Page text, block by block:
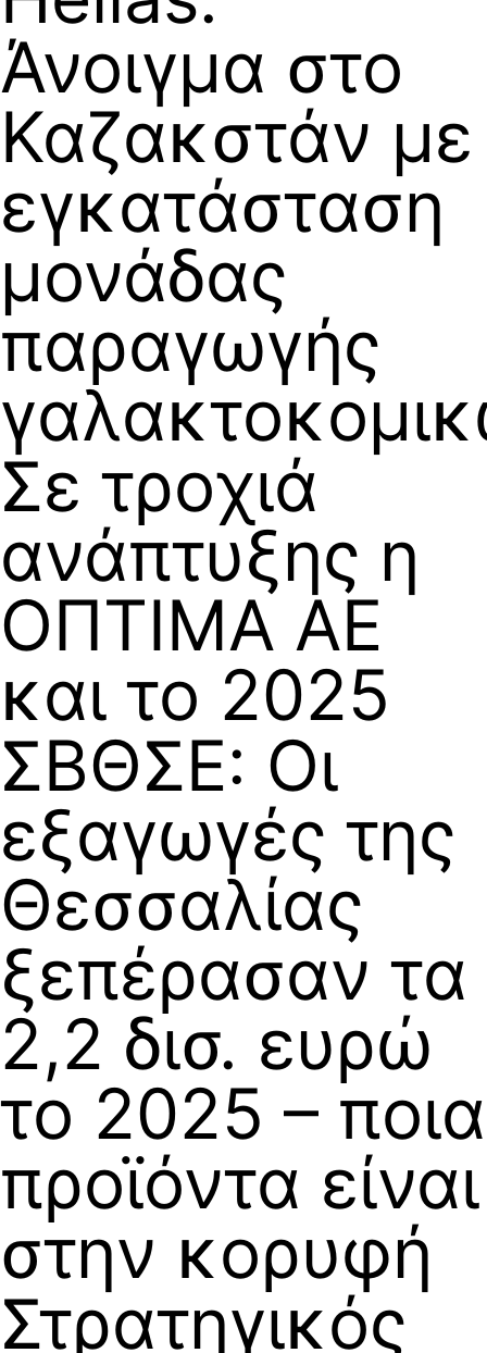
Άνοιγμα στο
Καζακστάν με
εγκατάσταση
μονάδας
παραγωγής
Σε τροχιά
ανάπτυξης η
ΟΠΤΙΜΑ ΑΕ
και το 2025
ΣΒΘΣΕ: Οι
εξαγωγές της
Θεσσαλίας
ξεπέρασαν τα
2,2 δισ. ευρώ
το 2025 – ποια
προϊόντα είναι
στην κορυφή
Στρατηγικός